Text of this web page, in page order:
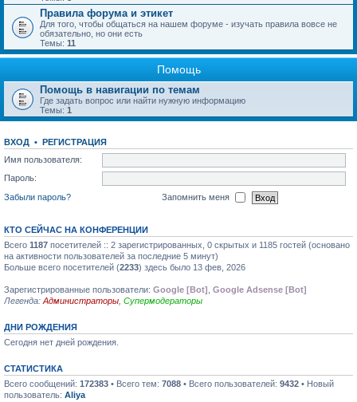
Правила форума и этикет
Для того, чтобы общаться на нашем форуме - изучать правила вовсе не
обязательно, но они есть
Темы: 11
Помощь
Помощь в навигации по темам
Где задать вопрос или найти нужную информацию
Темы: 1
ВХОД •
РЕГИСТРАЦИЯ
Имя пользователя:
Пароль:
Забыли пароль?
Запомнить меня
КТО СЕЙЧАС НА КОНФЕРЕНЦИИ
Всего 1187 посетителей :: 2 зарегистрированных, 0 скрытых и 1185 гостей (основано
на активности пользователей за последние 5 минут)
Больше всего посетителей (2233) здесь было 13 фев, 2026
Зарегистрированные пользователи: Google [Bot]
Google Adsense [Bot]
Легенда: Администраторы Супермодераторы
ДНИ РОЖДЕНИЯ
Сегодня нет дней рождения.
СТАТИСТИКА
Всего сообщений: 172383 • Всего тем: 7088 • Всего пользователей: 9432 • Новый
пользователь: Aliya